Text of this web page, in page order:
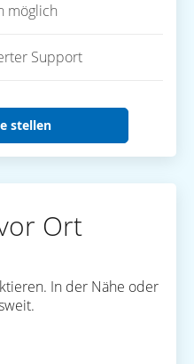
möglich
Support
stellen
Ort
In der Nähe oder